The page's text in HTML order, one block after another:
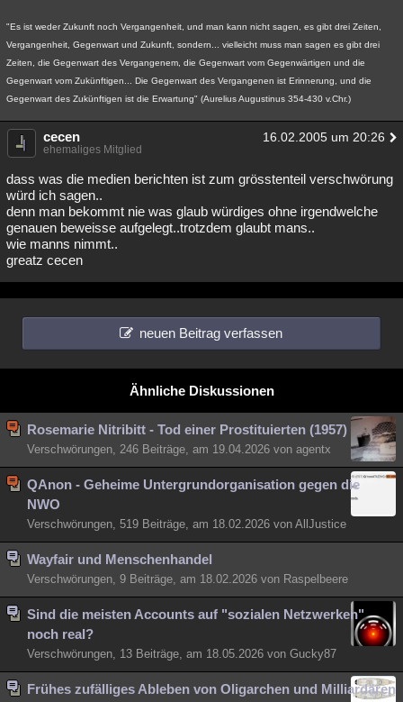
"Es ist weder Zukunft noch Vergangenheit, und man kann nicht sagen, es gibt drei Zeiten,
Vergangenheit, Gegenwart und Zukunft, sondern... vielleicht muss man sagen es gibt drei
Zeiten, die Gegenwart des Vergangenem, die Gegenwart vom Gegenwärtigen und die
Gegenwart vom Zukünftigen... Die Gegenwart des Vergangenen ist Erinnerung, und die
Gegenwart des Zukünftigen ist die Erwartung" (Aurelius Augustinus 354-430 v.Chr.)
cecen 16.02.2005 um 20:26
ehemaliges Mitglied
dass was die medien berichten ist zum grösstenteil verschwörung
würd ich sagen..
denn man bekommt nie was glaub würdiges ohne irgendwelche
genauen beweisse aufgelegt..trotzdem glaubt mans..
wie manns nimmt..
greatz cecen
neuen Beitrag verfassen
Ähnliche Diskussionen
Rosemarie Nitribitt - Tod einer Prostituierten (1957)
Verschwörungen, 246 Beiträge, am 19.04.2026 von agentx
QAnon - Geheime Untergrundorganisation gegen die
NWO
Verschwörungen, 519 Beiträge, am 18.02.2026 von AllJustice
Wayfair und Menschenhandel
Verschwörungen, 9 Beiträge, am 18.02.2026 von Raspelbeere
Sind die meisten Accounts auf "sozialen Netzwerken"
noch real?
Verschwörungen, 13 Beiträge, am 18.05.2026 von Gucky87
Frühes zufälliges Ableben von Oligarchen und Milliardären